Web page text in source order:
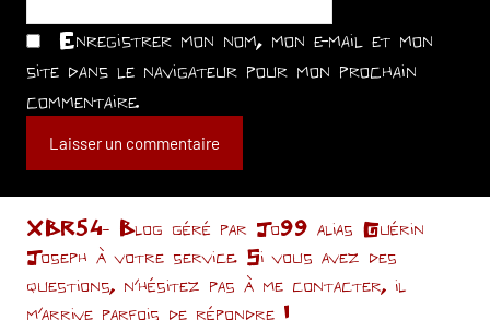
Enregistrer mon nom, mon e-mail et mon
site dans le navigateur pour mon prochain
commentaire.
XBR54- Blog géré par Jo99 alias Guérin
Joseph à votre service. Si vous avez des
questions, n’hésitez pas à me contacter, il
m'arrive parfois de répondre !